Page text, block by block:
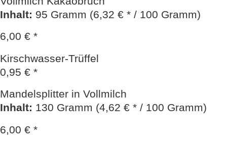
Inhalt: 95 Gramm (6,32 € * / 100 Gramm)
6,00 € *
Kirschwasser-Trüffel
0,95 € *
Mandelsplitter in Vollmilch
Inhalt: 130 Gramm (4,62 € * / 100 Gramm)
6,00 € *